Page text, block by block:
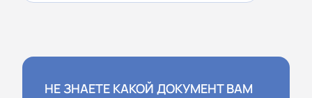
НЕ ЗНАЕТЕ КАКОЙ ДОКУМЕНТ ВАМ